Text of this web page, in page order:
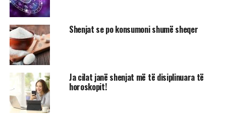
Shenjat se po konsumoni shumë sheqer
Ja cilat janë shenjat më të disiplinuara të
horoskopit!